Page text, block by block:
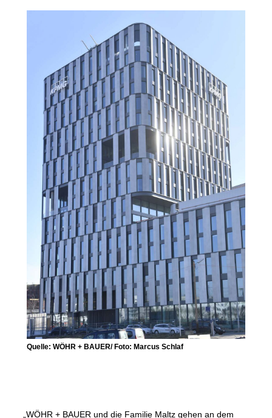
Quelle: WÖHR + BAUER/ Foto: Marcus Schlaf
„WÖHR + BAUER und die Familie Maltz gehen an dem